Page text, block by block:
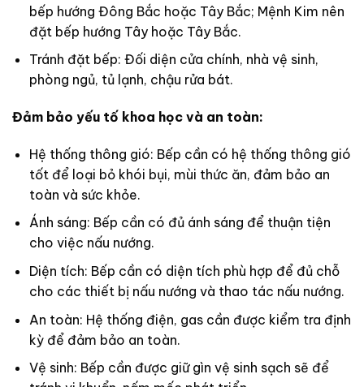
bếp hướng Đông Bắc hoặc Tây Bắc; Mệnh Kim nên
đặt bếp hướng Tây hoặc Tây Bắc.
Tránh đặt bếp: Đối diện cửa chính, nhà vệ sinh,
phòng ngủ, tủ lạnh, chậu rửa bát.
Đảm bảo yếu tố khoa học và an toàn:
Hệ thống thông gió: Bếp cần có hệ thống thông gió
tốt để loại bỏ khói bụi, mùi thức ăn, đảm bảo an
toàn và sức khỏe.
Ánh sáng: Bếp cần có đủ ánh sáng để thuận tiện
cho việc nấu nướng.
Diện tích: Bếp cần có diện tích phù hợp để đủ chỗ
cho các thiết bị nấu nướng và thao tác nấu nướng.
An toàn: Hệ thống điện, gas cần được kiểm tra định
kỳ để đảm bảo an toàn.
Vệ sinh: Bếp cần được giữ gìn vệ sinh sạch sẽ để